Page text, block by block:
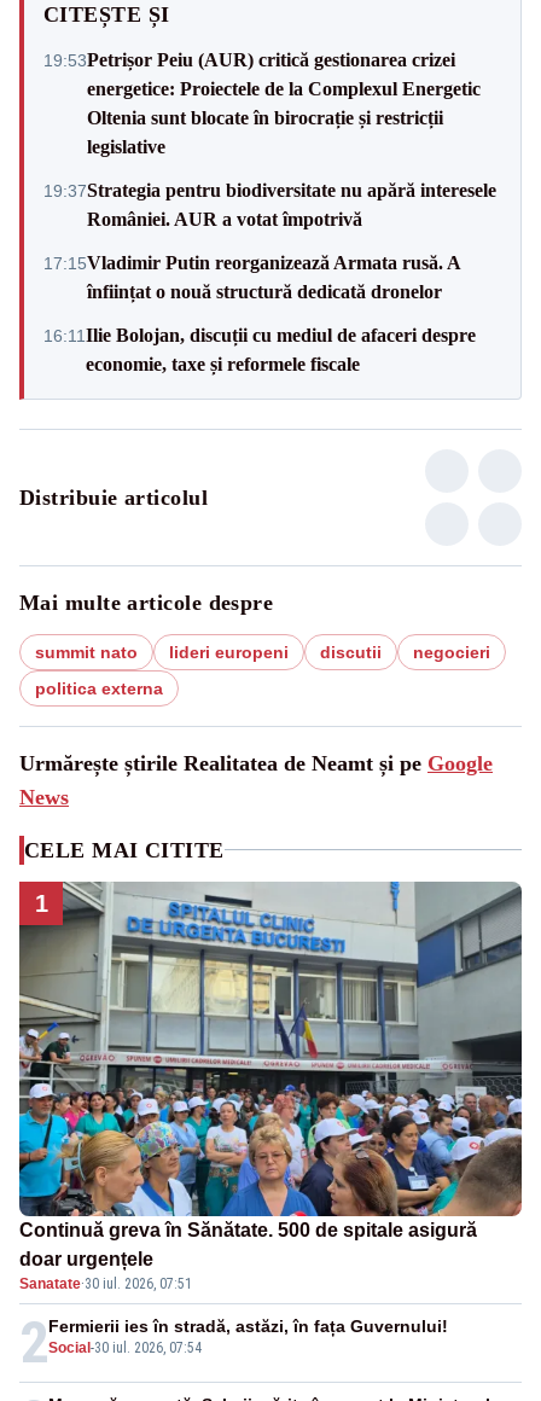
CITEȘTE ȘI
19:53Petrișor Peiu (AUR) critică gestionarea crizei
energetice: Proiectele de la Complexul Energetic
Oltenia sunt blocate în birocrație și restricții
legislative
19:37Strategia pentru biodiversitate nu apără interesele
României. AUR a votat împotrivă
17:15Vladimir Putin reorganizează Armata rusă. A
înființat o nouă structură dedicată dronelor
16:11Ilie Bolojan, discuții cu mediul de afaceri despre
economie, taxe și reformele fiscale
Distribuie articolul
Mai multe articole despre
summit nato lideri europeni discutii
negocieri
politica externa
Urmărește știrile Realitatea de Neamt și pe Google
News
CELE MAI CITITE
1
Continuă greva în Sănătate. 500 de spitale asigură
doar urgențele
Sanatate·30 iul. 2026, 07:51
2Social -30 iul. 2026, 07:54
Fermierii ies în stradă, astăzi, în fața Guvernului!